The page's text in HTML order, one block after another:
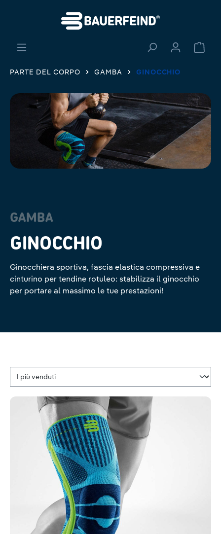
Il
PARTE DEL CORPO GAMBA GINOCCHIO
GAMBA
GINOCCHIO
Ginocchiera sportiva, fascia elastica compressiva e
cinturino per tendine rotuleo: stabilizza il ginocchio
per portare al massimo le tue prestazioni!